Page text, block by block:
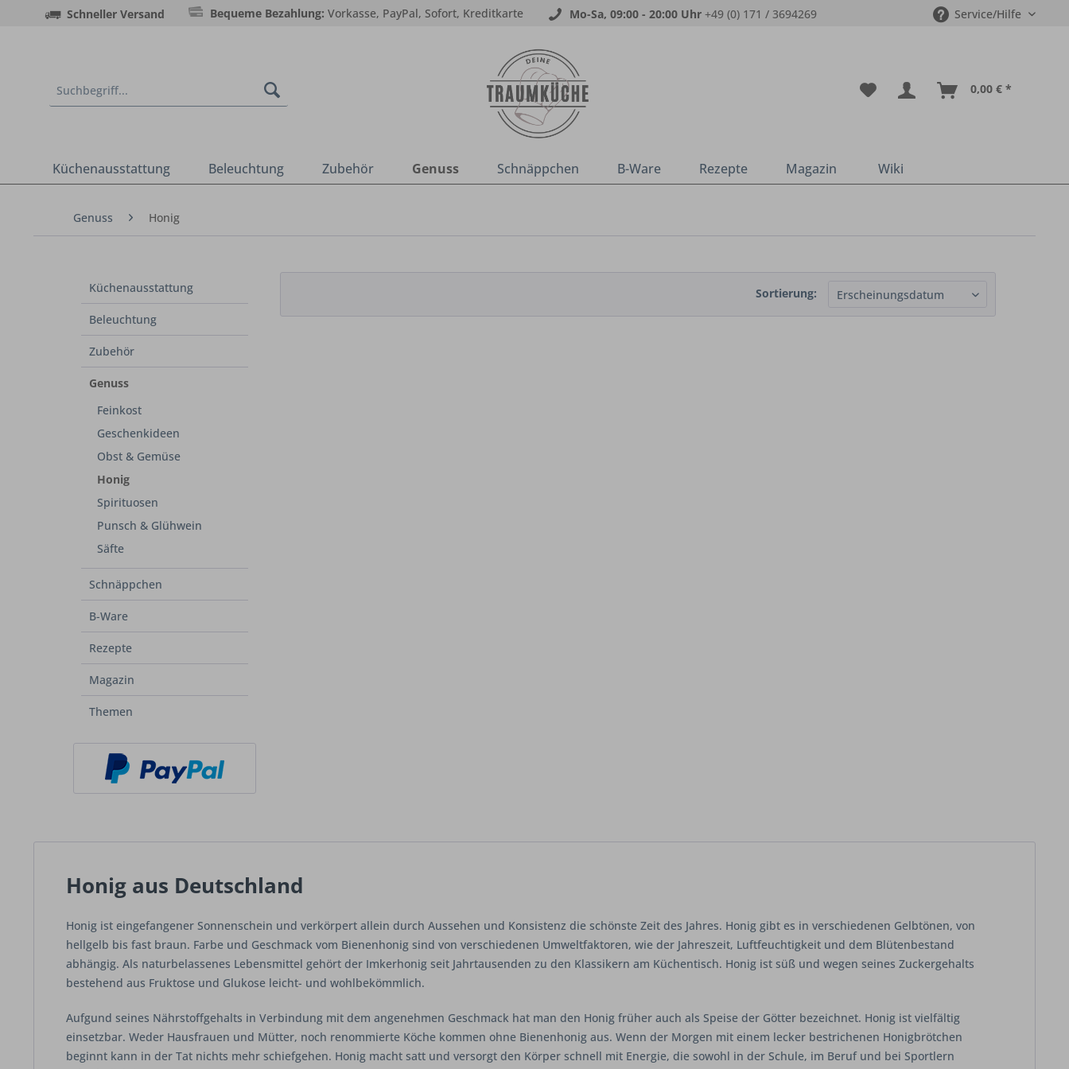
Schneller Versand Bequeme Bezahlung: Vorkasse, PayPal, Sofort, Kreditkarte Mo-Sa, 09:00 - 20:00 Uhr +49 (0) 171 / 3694269 Service/Hilfe
0,00 € *
Küchenausstattung Beleuchtung Zubehör Genuss Schnäppchen B-Ware Rezepte Magazin Wiki
Genuss Honig
Küchenausstattung
Beleuchtung
Zubehör
Genuss
Feinkost
Geschenkideen
Obst & Gemüse
Honig
Spirituosen
Punsch & Glühwein
Säfte
Schnäppchen
B-Ware
Rezepte
Magazin
Themen
Sortierung:
Honig aus Deutschland
Honig ist eingefangener Sonnenschein und verkörpert allein durch Aussehen und Konsistenz die schönste Zeit des Jahres. Honig gibt es in verschiedenen Gelbtönen, von
hellgelb bis fast braun. Farbe und Geschmack vom Bienenhonig sind von verschiedenen Umweltfaktoren, wie der Jahreszeit, Luftfeuchtigkeit und dem Blütenbestand
abhängig. Als naturbelassenes Lebensmittel gehört der Imkerhonig seit Jahrtausenden zu den Klassikern am Küchentisch. Honig ist süß und wegen seines Zuckergehalts
bestehend aus Fruktose und Glukose leicht- und wohlbekömmlich.
Aufgund seines Nährstoffgehalts in Verbindung mit dem angenehmen Geschmack hat man den Honig früher auch als Speise der Götter bezeichnet. Honig ist vielfältig
einsetzbar. Weder Hausfrauen und Mütter, noch renommierte Köche kommen ohne Bienenhonig aus. Wenn der Morgen mit einem lecker bestrichenen Honigbrötchen
beginnt kann in der Tat nichts mehr schiefgehen. Honig macht satt und versorgt den Körper schnell mit Energie, die sowohl in der Schule, im Beruf und bei Sportlern